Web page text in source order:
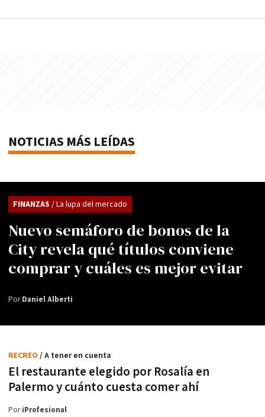
NOTICIAS MÁS LEÍDAS
Nuevo semáforo de bonos de la
City revela qué títulos conviene
comprar y cuáles es mejor evitar
FINANZAS / La lupa del mercado
PorDaniel Alberti
El restaurante elegido por Rosalía en
Palermo y cuánto cuesta comer ahí
RECREO / A tener en cuenta
PoriProfesional